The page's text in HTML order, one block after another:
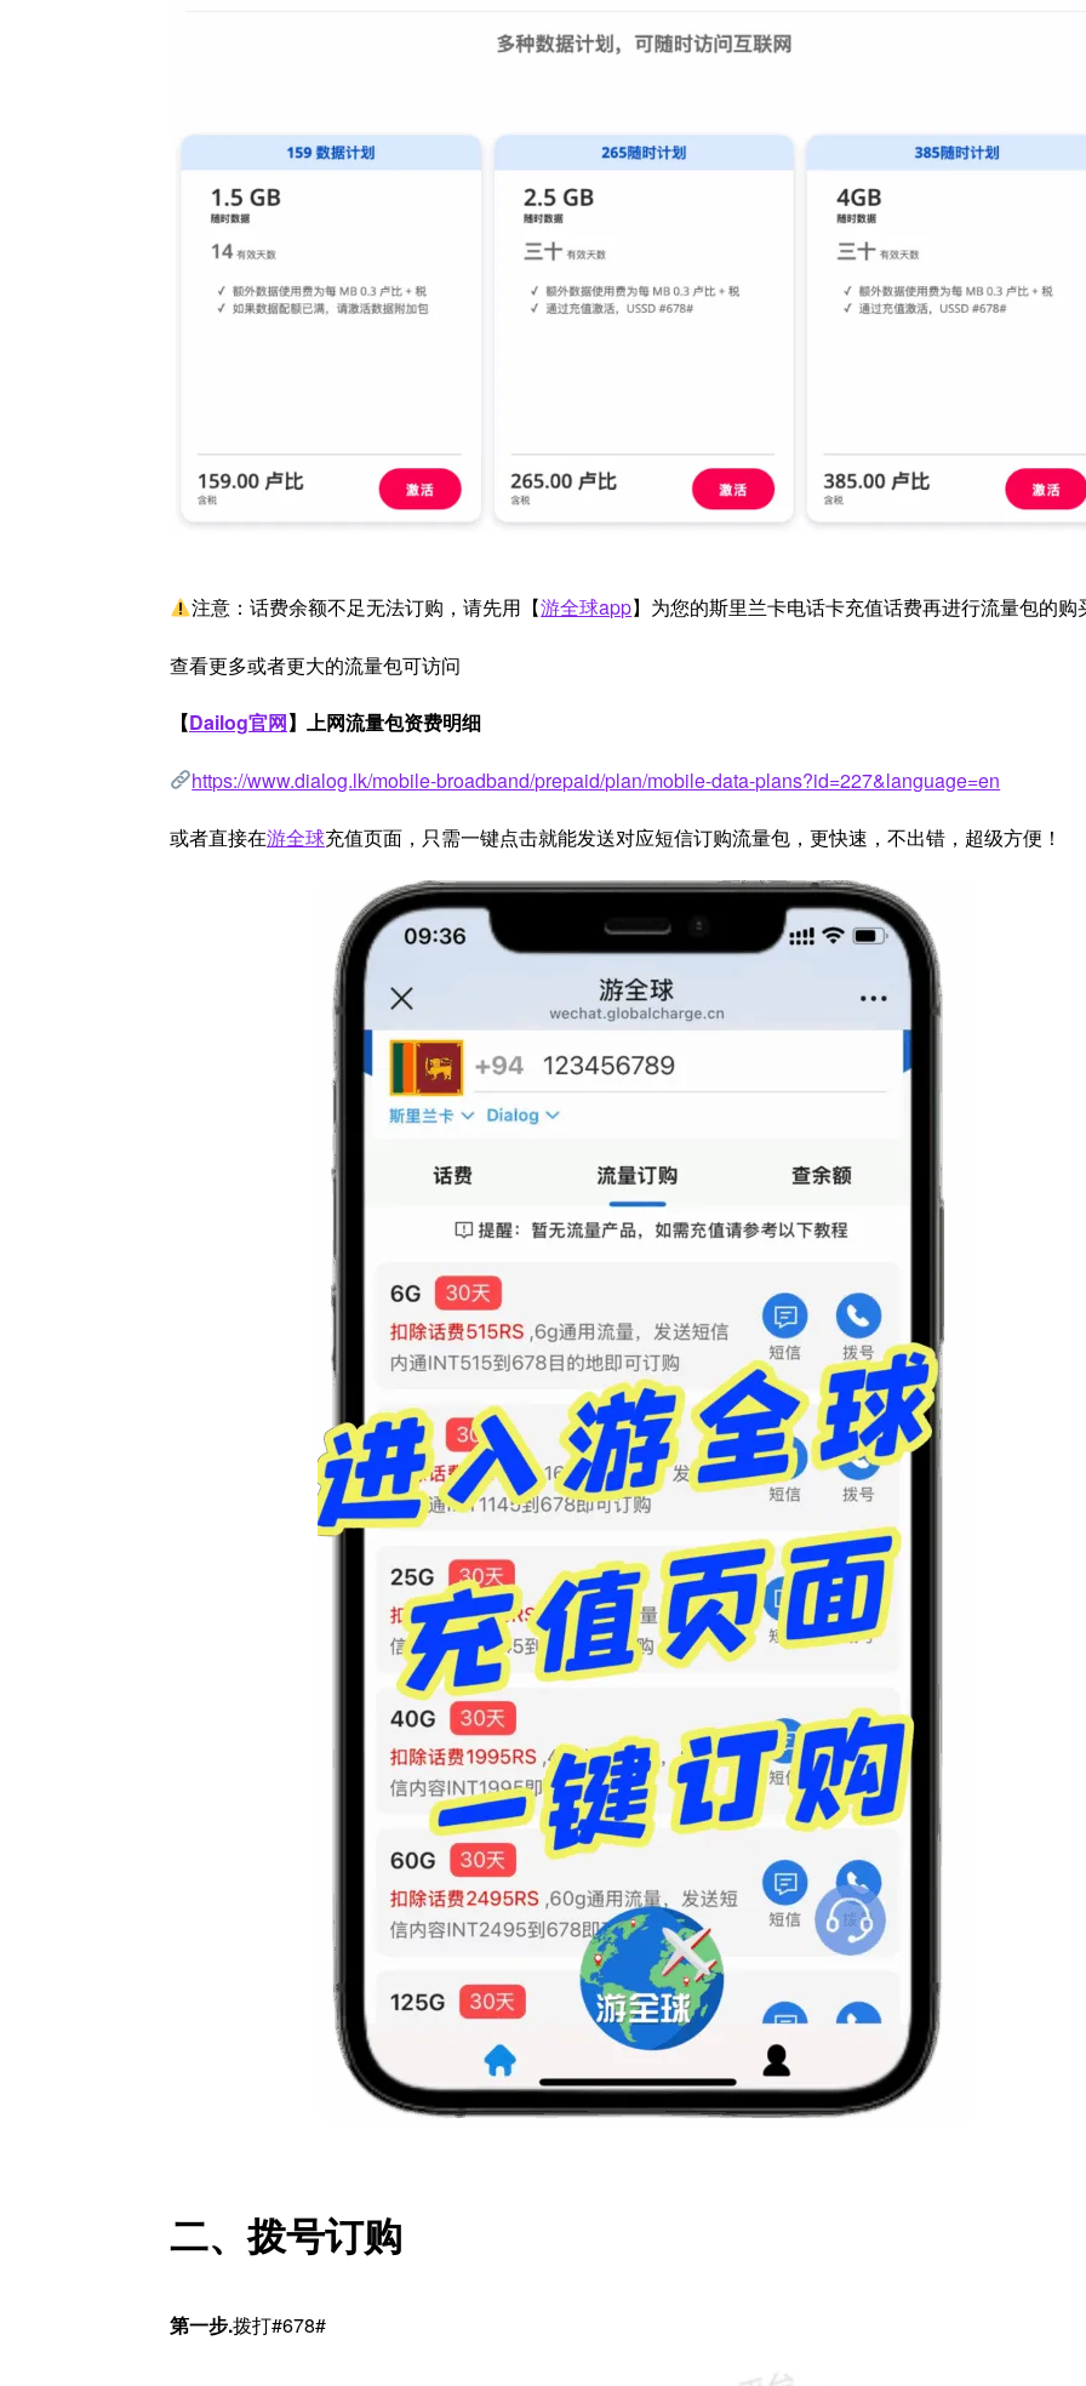
注意：话费余额不足无法订购，请先用【游全球app】为您的斯里兰卡电话卡充值话费再进行流量包的购
查看更多或者更大的流量包可访问
【Dailog官网】上网流量包资费明细
https://www.dialog.lk/mobile-broadband/prepaid/plan/mobile-data-plans?id=227&language=en
或者直接在游全球充值页面，只需一键点击就能发送对应短信订购流量包，更快速，不出错，超级方便！
二、拨号订购
第一步.拨打#678#